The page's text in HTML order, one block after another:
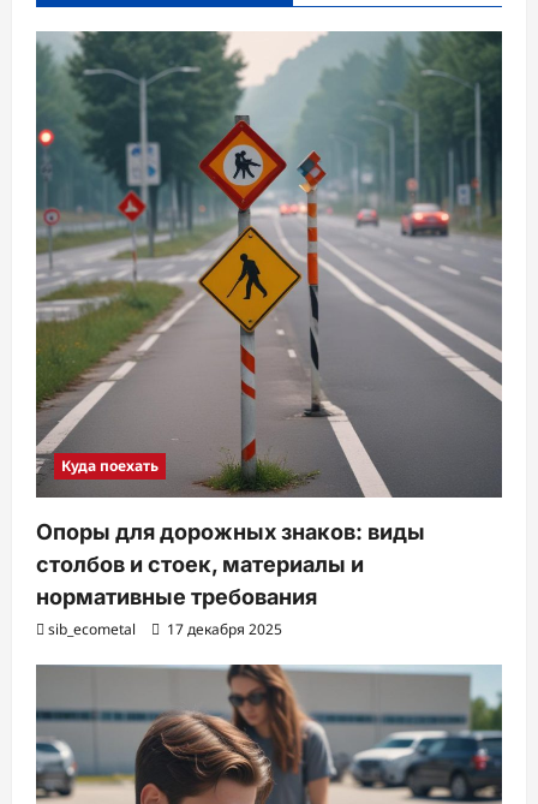
Куда поехать
Опоры для дорожных знаков: виды
столбов и стоек, материалы и
нормативные требования
sib_ecometal 17 декабря 2025